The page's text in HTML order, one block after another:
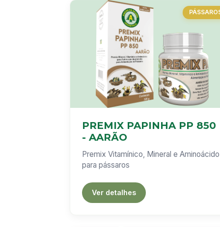
PREMIX PAPINHA PP 850
- AARÃO
Premix Vitamínico, Mineral e Aminoácido
para pássaros
Ver detalhes